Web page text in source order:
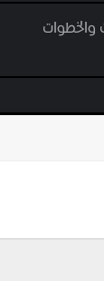
والخطوات